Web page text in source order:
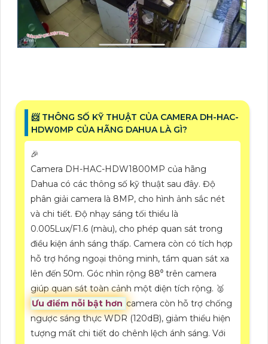
📨 THÔNG SỐ KỸ THUẬT CỦA CAMERA DH-HAC-
HDW0MP CỦA HÃNG DAHUA LÀ GÌ?
️🎉
Camera DH-HAC-HDW1800MP của hãng
Dahua có các thông số kỹ thuật sau đây. Độ
phân giải camera là 8MP, cho hình ảnh sắc nét
và chi tiết. Độ nhạy sáng tối thiểu là
0.005Lux/F1.6 (màu), cho phép quan sát trong
điều kiện ánh sáng thấp. Camera còn có tích hợp
hỗ trợ hồng ngoại thông minh, tầm quan sát xa
lên đến 50m. Góc nhìn rộng 88⁰ trên camera
giúp quan sát toàn cảnh một diện tích rộng. 🥈️
Ưu điểm nỗi bật hơn camera còn hỗ trợ chống
ngược sáng thực WDR (120dB), giảm thiểu hiện
tượng mất chi tiết do chênh lệch ánh sáng. Với